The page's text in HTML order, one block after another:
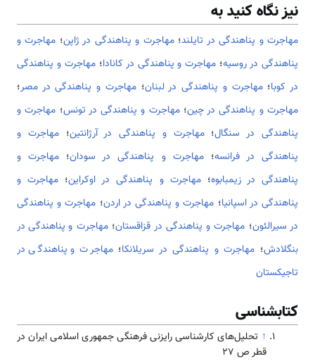
نیز نگاه کنید به
مهاجرت و پناهندگی در تایلند؛مهاجرت و پناهندگی در ژاپن؛ مهاجرت و
پناهندگی در روسیه؛ مهاجرت و پناهندگی در کانادا؛مهاجرت و پناهندگی
در کوبا؛مهاجرت و پناهندگی در لبنان؛مهاجرت و پناهندگی در مصر؛
مهاجرت و پناهندگی در چین؛مهاجرت و پناهندگی در تونس؛ مهاجرت و
پناهندگی در سنگال؛مهاجرت و پناهندگی در آرژانتین؛مهاجرت و
پناهندگی در فرانسه؛مهاجرت و پناهندگی در سودان؛ مهاجرت و
پناهندگی در زیمبابوه؛مهاجرت و پناهندگی در اوکراین؛ مهاجرت و
پناهندگی در اسپانیا؛ مهاجرت و پناهندگی در اردن؛ مهاجرت و پناهندگی
در سیرالئون؛ مهاجرت و پناهندگی در قزاقستان؛مهاجرت و پناهندگی در
بنگلادش؛ مهاجرت و پناهندگی در سریلانکا؛مهاجرت و پناهندگی در
تاجیکستان
کتابشناسی
↑ تحلیل‌های كارشناسی رایزنی فرهنگی جمهوری اسلامی ایران در
قطر ص 27